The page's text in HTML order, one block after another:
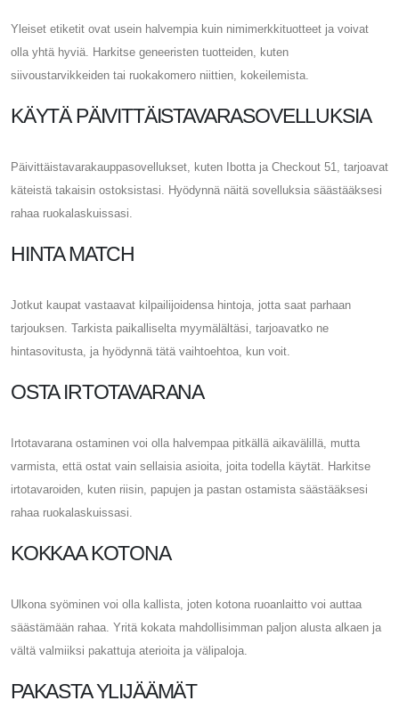
Yleiset etiketit ovat usein halvempia kuin nimimerkkituotteet ja voivat
olla yhtä hyviä. Harkitse geneeristen tuotteiden, kuten
siivoustarvikkeiden tai ruokakomero niittien, kokeilemista.
KÄYTÄ PÄIVITTÄISTAVARASOVELLUKSIA
Päivittäistavarakauppasovellukset, kuten Ibotta ja Checkout 51, tarjoavat
käteistä takaisin ostoksistasi. Hyödynnä näitä sovelluksia säästääksesi
rahaa ruokalaskuissasi.
HINTA MATCH
Jotkut kaupat vastaavat kilpailijoidensa hintoja, jotta saat parhaan
tarjouksen. Tarkista paikalliselta myymälältäsi, tarjoavatko ne
hintasovitusta, ja hyödynnä tätä vaihtoehtoa, kun voit.
OSTA IRTOTAVARANA
Irtotavarana ostaminen voi olla halvempaa pitkällä aikavälillä, mutta
varmista, että ostat vain sellaisia ​​asioita, joita todella käytät. Harkitse
irtotavaroiden, kuten riisin, papujen ja pastan ostamista säästääksesi
rahaa ruokalaskuissasi.
KOKKAA KOTONA
Ulkona syöminen voi olla kallista, joten kotona ruoanlaitto voi auttaa
säästämään rahaa. Yritä kokata mahdollisimman paljon alusta alkaen ja
vältä valmiiksi pakattuja aterioita ja välipaloja.
PAKASTA YLIJÄÄMÄT